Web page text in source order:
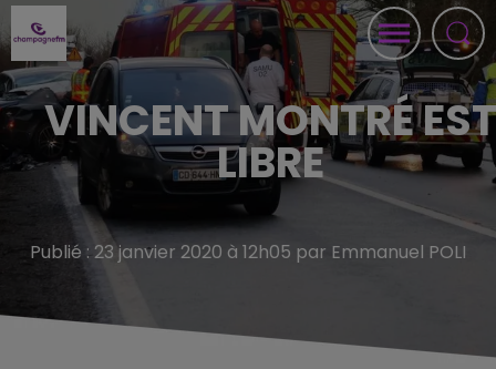
VINCENT MONTRÉ EST
LIBRE
Publié : 23 janvier 2020 à 12h05 par Emmanuel POLI